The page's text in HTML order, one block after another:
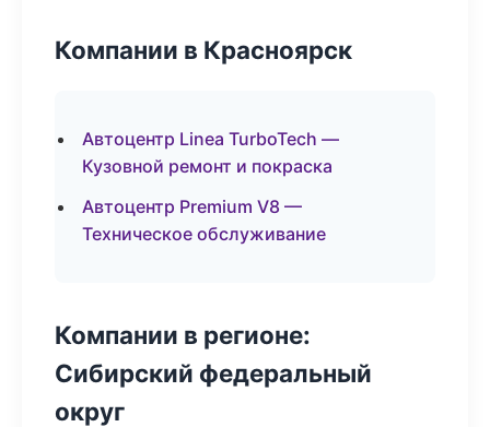
Компании в Красноярск
Автоцентр Linea TurboTech —
Кузовной ремонт и покраска
Автоцентр Premium V8 —
Техническое обслуживание
Компании в регионе:
Сибирский федеральный
округ